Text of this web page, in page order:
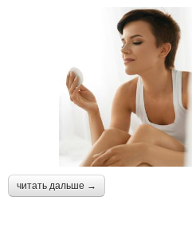
читать дальше →